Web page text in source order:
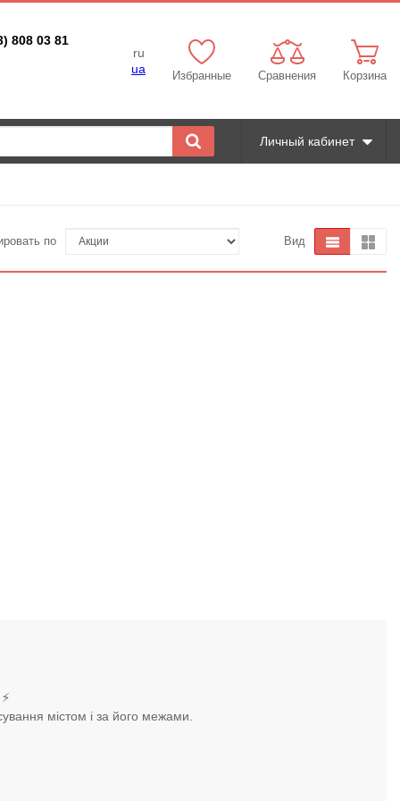
808 03 81
ru
ua
Избранные Сравнения Корзина
Личный кабинет
по Вид
містом і за його межами.